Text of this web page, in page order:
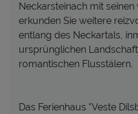
Neckarsteinach mit seinen
erkunden Sie weitere
entlang des Neckartals,
ursprünglichen
romantischen Flusstälern.
Das Ferienhaus "Veste